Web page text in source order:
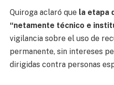
Quiroga aclaró que la etapa
“netamente técnico e
vigilancia sobre el uso de
permanente, sin intereses
dirigidas contra personas